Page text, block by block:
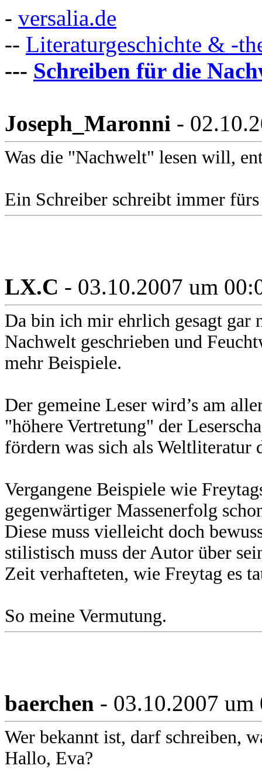
- versalia.de
-- Literaturgeschichte & -
--- Schreiben für die
Joseph_Maronni -
Was die "Nachwelt" lesen will,
Ein Schreiber schreibt immer
LX.C - 03.10.2007 um
Da bin ich mir ehrlich gesagt gar
Nachwelt geschrieben und
mehr Beispiele.
Der gemeine Leser wird’s am
"höhere Vertretung" der
fördern was sich als Weltliteratur
Vergangene Beispiele wie
gegenwärtiger Massenerfolg
Diese muss vielleicht doch
stilistisch muss der Autor über
Zeit verhafteten, wie Freytag es
So meine Vermutung.
baerchen - 03.10.2007
Wer bekannt ist, darf schreiben,
Hallo, Eva?